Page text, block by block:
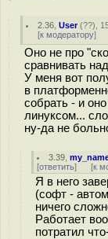
2.36 ,User(??),
[к модератору]
Оно не про
сравнивать
У меня вот
в
собрать - и
линуксом...
ну-да не
3.39 ,
[ответить] [к
Я в него
(софт -
ничего
Работает
потратил